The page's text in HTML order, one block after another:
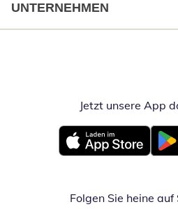
UNTERNEHMEN
Jetzt unsere App
Öffnet in neuem
Folgen Sie heine